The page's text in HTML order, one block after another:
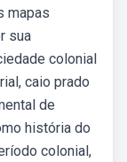
mapas
sua
colonial
caio prado
de
história do
colonial,